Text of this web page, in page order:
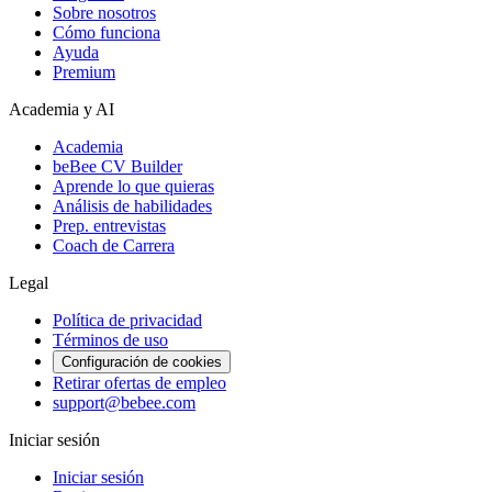
Sobre nosotros
Cómo funciona
Ayuda
Premium
Academia y AI
Academia
beBee CV Builder
Aprende lo que quieras
Análisis de habilidades
Prep. entrevistas
Coach de Carrera
Legal
Política de privacidad
Términos de uso
Configuración de cookies
Retirar ofertas de empleo
support@bebee.com
Iniciar sesión
Iniciar sesión